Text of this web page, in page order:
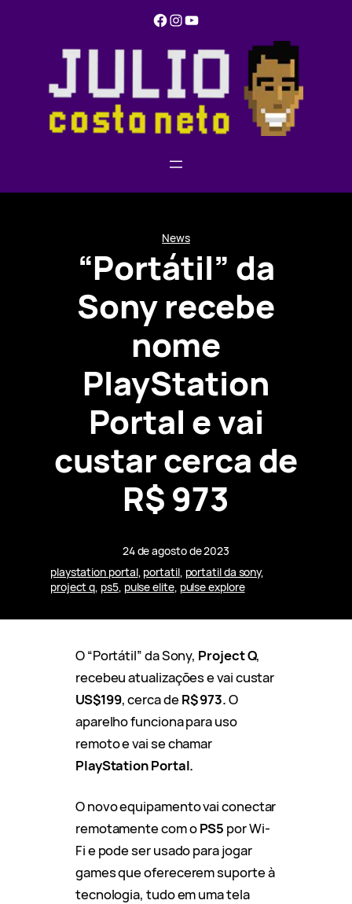
Facebook Instagram YouTube
News
“Portátil” da
Sony recebe
nome
PlayStation
Portal e vai
custar cerca de
R$ 973
24 de agosto de 2023
playstation portal, portatil, portatil da sony
project q, ps5, pulse elite, pulse explore
O “Portátil” da Sony, Project Q,
recebeu atualizações e vai custar
US$199, cerca deR$ 973.O
aparelho funciona para uso
remoto e vai se chamar
PlayStation Portal.
O novo equipamento vai conectar
remotamente com oPS5 por Wi-
Fi e pode ser usado para jogar
games que oferecerem suporte à
tecnologia, tudo em uma tela